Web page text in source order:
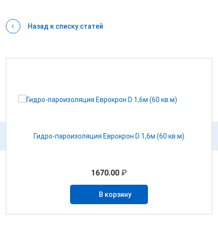
Назад к списку статей
1670.00 ₽
Гидро-пароизоляция Еврокрон D 1,6м (60 кв.м)
В корзину